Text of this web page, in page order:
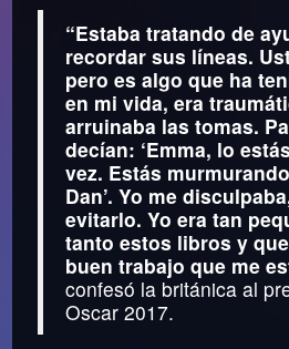
“Estaba tratando de
recordar sus líneas.
pero es algo que ha
en mi vida, era
arruinaba las tomas.
decían: ‘Emma, lo
vez. Estás
Dan’. Yo me
evitarlo. Yo era tan
tanto estos libros y
buen trabajo que me
confesó la británica al
Oscar 2017.